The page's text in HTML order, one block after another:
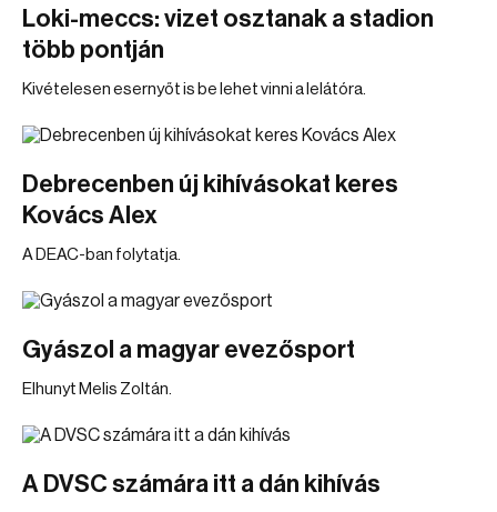
Loki-meccs: vizet osztanak a stadion
több pontján
Kivételesen esernyőt is be lehet vinni a lelátóra.
Debrecenben új kihívásokat keres
Kovács Alex
A DEAC-ban folytatja.
Gyászol a magyar evezősport
Elhunyt Melis Zoltán.
A DVSC számára itt a dán kihívás